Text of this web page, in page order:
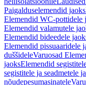
Paigalduselemendid jaoks
Elemendid WC-pottidele
Elemendid valamutele
Elemendid bideedele
Elemendid pissuaaridele
duššideleVaruosad
jaoksElemendid
segistitele ja seadmetele
nõudepesumasinatele